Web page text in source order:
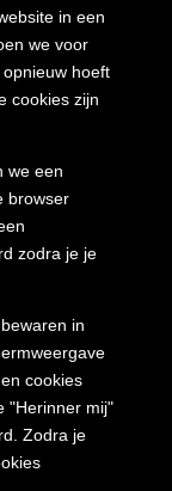
in een
we voor
hoeft
cookies zijn
we een
browser
zodra je je
in
cookies
"Herinner mij"
Zodra je